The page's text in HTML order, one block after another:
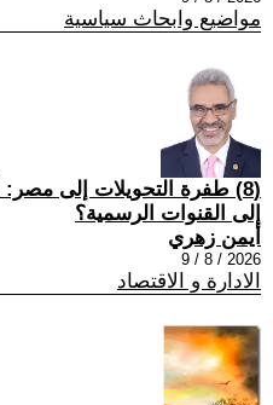
مواضيع وابحاث سياسية
(8) طفرة التحويلات إلى
إلى القنوات الرسمية؟
أيمن زهري
2026 / 8 / 9
الادارة و الاقتصاد